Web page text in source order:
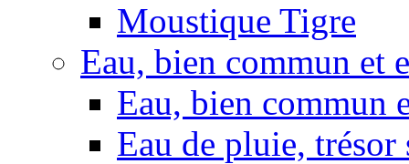
Moustique Tigre
Eau, bien commun et
Eau, bien commun
Eau de pluie,